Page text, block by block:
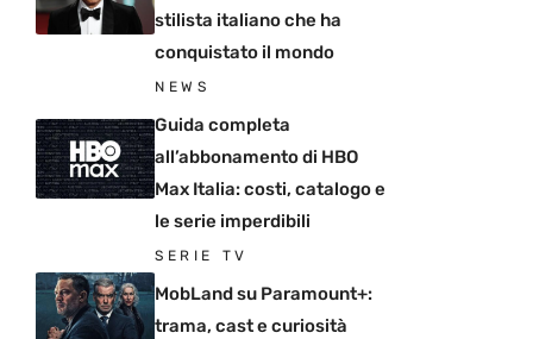
stilista italiano che ha
conquistato il mondo
NEWS
Guida completa
all’abbonamento di HBO
Max Italia: costi, catalogo e
le serie imperdibili
SERIE TV
MobLand su Paramount+:
trama, cast e curiosità